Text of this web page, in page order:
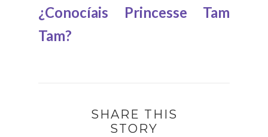
¿Conocíais Princesse Tam
Tam?
SHARE THIS
STORY